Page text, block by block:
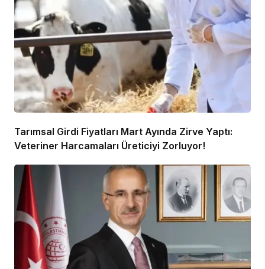
Tarımsal Girdi Fiyatları Mart Ayında Zirve Yaptı:
Veteriner Harcamaları Üreticiyi Zorluyor!